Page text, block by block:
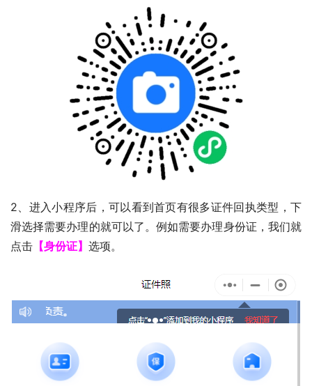
2、进入小程序后，可以看到首页有很多证件回执类型，下
滑选择需要办理的就可以了。例如需要办理身份证，我们就
点击 【身份证】 选项。